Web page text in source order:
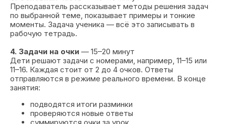
Преподаватель рассказывает методы решения задач
по выбранной теме, показывает примеры и тонкие
моменты. Задача ученика — всё это записывать в
рабочую тетрадь.
4. Задачи на очки — 15–20 минут
Дети решают задачи с номерами, например, 11–15 или
11–16. Каждая стоит от 2 до 4 очков. Ответы
отправляются в режиме реального времени. В конце
занятия:
подводятся итоги разминки
проверяются новые ответы